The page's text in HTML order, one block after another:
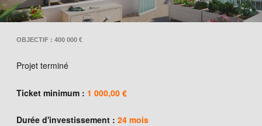
OBJECTIF : 400 000 €
Projet terminé
Ticket minimum : 1 000,00 €
Durée d'investissement : 24 mois